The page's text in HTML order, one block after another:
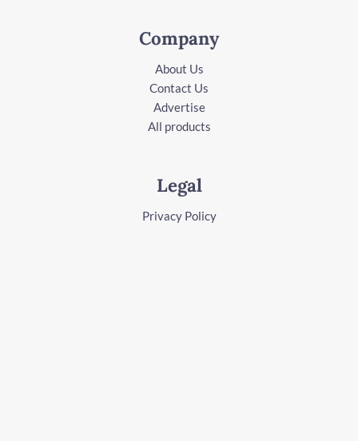
Company
About Us
Contact Us
Advertise
All products
Legal
Privacy Policy